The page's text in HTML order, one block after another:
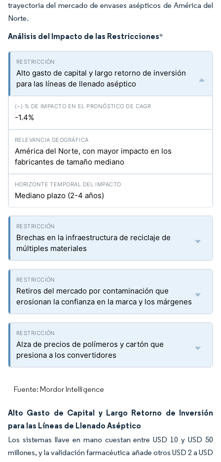
trayectoria del mercado de envases asépticos de América del
Norte.
Análisis del Impacto de las Restricciones*
Alto gasto de capital y largo retorno de inversión
para las líneas de llenado aséptico
-1.4%
América del Norte, con mayor impacto en los
fabricantes de tamaño mediano
Mediano plazo (2-4 años)
Brechas en la infraestructura de reciclaje de
múltiples materiales
Retiros del mercado por contaminación que
erosionan la confianza en la marca y los márgenes
Alza de precios de polímeros y cartón que
presiona a los convertidores
Fuente: Mordor Intelligence
Alto Gasto de Capital y Largo Retorno de Inversión
para las Líneas de Llenado Aséptico
Los sistemas llave en mano cuestan entre USD 10 y USD 50
millones, y la validación farmacéutica añade otros USD 2 a USD